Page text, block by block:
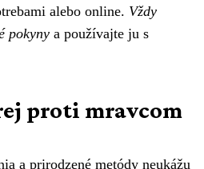
alebo online. Vždy
pokyny a používajte ju s
proti mravcom
a prirodzené metódy neukážu